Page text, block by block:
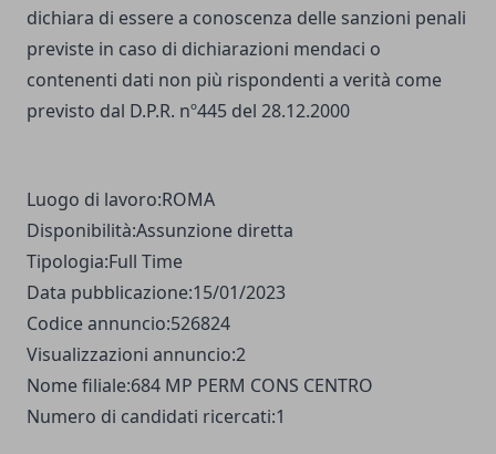
dichiara di essere a conoscenza delle sanzioni penali
previste in caso di dichiarazioni mendaci o
contenenti dati non più rispondenti a verità come
previsto dal D.P.R. nº445 del 28.12.2000
Luogo di lavoro:ROMA
Disponibilità:Assunzione diretta
Tipologia:Full Time
Data pubblicazione:15/01/2023
Codice annuncio:526824
Visualizzazioni annuncio:2
Nome filiale:684 MP PERM CONS CENTRO
Numero di candidati ricercati:1